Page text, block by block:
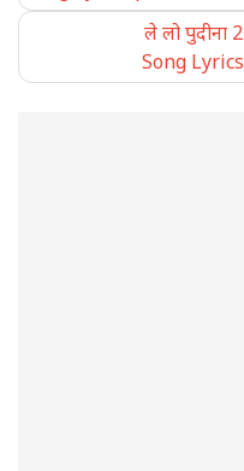
ले लो पुदीना
Song